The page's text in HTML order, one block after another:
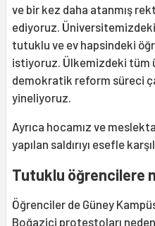
ve bir kez daha atanmış
ediyoruz. Üniversitemizdeki
tutuklu ve ev hapsindeki
istiyoruz. Ülkemizdeki tüm
demokratik reform süreci
yineliyoruz.
Ayrıca hocamız ve
yapılan saldırıyı esefle
Tutuklu öğrencilere
Öğrenciler de Güney
Boğaziçi protestoları